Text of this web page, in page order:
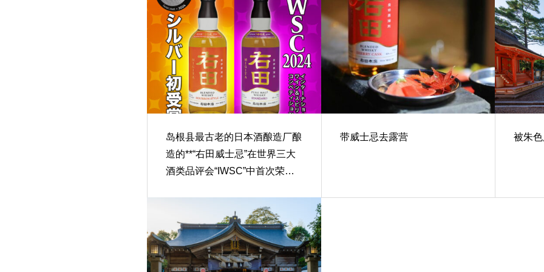
岛根县最古老的日本酒酿造厂酿
造的**“右田威士忌”在世界三大
酒类品评会“IWSC”中首次荣获
带威士忌去露营 被朱